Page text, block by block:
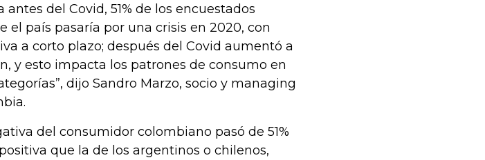
antes del Covid, 51% de los encuestados
el país pasaría por una crisis en 2020, con
a corto plazo; después del Covid aumentó a
y esto impacta los patrones de consumo en
dijo Sandro Marzo, socio y managing
del consumidor colombiano pasó de 51%
que la de los argentinos o chilenos,